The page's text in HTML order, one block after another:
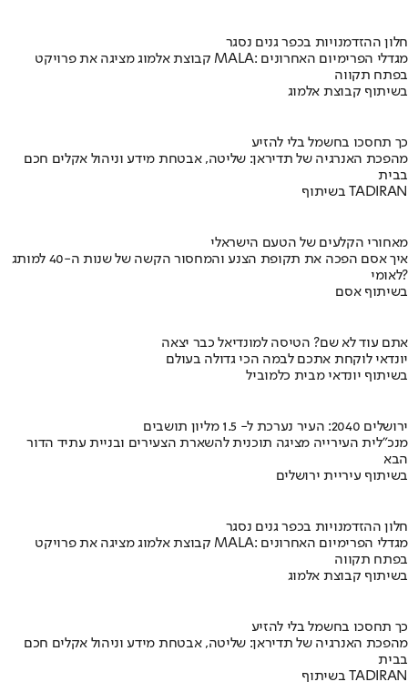
חלון ההזדמנויות בכפר גנים נסגר
קבוצת אלמוג מציגה את פרויקט MALA: מגדלי הפרימיום האחרונים
בפתח תקווה
בשיתוף קבוצת אלמוג
כך תחסכו בחשמל בלי להזיע
מהפכת האנרגיה של תדיראן: שליטה, אבטחת מידע וניהול אקלים חכם
בבית
בשיתוף TADIRAN
מאחורי הקלעים של הטעם הישראלי
איך אסם הפכה את תקופת הצנע והמחסור הקשה של שנות ה-40 למותג
לאומי?
בשיתוף אסם
אתם עוד לא שם? הטיסה למונדיאל כבר יצאה
יונדאי לוקחת אתכם לבמה הכי גדולה בעולם
בשיתוף יונדאי מבית כלמוביל
ירושלים 2040: העיר נערכת ל- 1.5 מליון תושבים
מנכ"לית העירייה מציגה תוכנית להשארת הצעירים ובניית עתיד הדור
הבא
בשיתוף עיריית ירושלים
חלון ההזדמנויות בכפר גנים נסגר
קבוצת אלמוג מציגה את פרויקט MALA: מגדלי הפרימיום האחרונים
בפתח תקווה
בשיתוף קבוצת אלמוג
כך תחסכו בחשמל בלי להזיע
מהפכת האנרגיה של תדיראן: שליטה, אבטחת מידע וניהול אקלים חכם
בבית
בשיתוף TADIRAN